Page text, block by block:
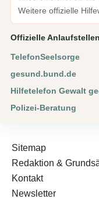
Weitere offizielle
Offizielle Anlaufstellen
TelefonSeelsorge
gesund.bund.de
Hilfetelefon Gewalt
Polizei-Beratung
Sitemap
Redaktion &
Kontakt
Newsletter